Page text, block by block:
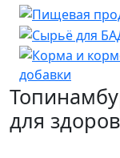
добавки
для